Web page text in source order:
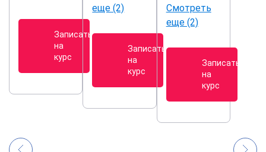
Записаться
на
курс
еще (2)
Записаться
на
курс
Смотреть
еще (2)
Записаться
на
курс